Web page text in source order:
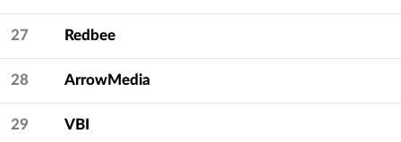
27 Redbee
28 ArrowMedia
29 VBI